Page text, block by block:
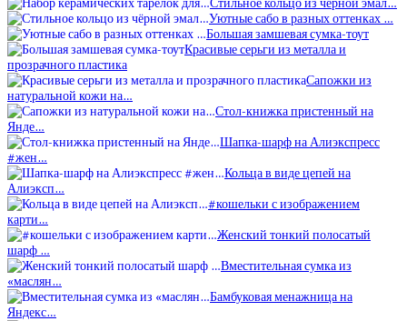
Стильное кольцо из чёрной эмал…
Уютные сабо в разных оттенках …
Большая замшевая сумка-тоут
Красивые серьги из металла и
прозрачного пластика
Сапожки из
натуральной кожи на…
Стол-книжка пристенный на
Янде…
Шапка-шарф на Алиэкспресс
#жен…
Кольца в виде цепей на
Алиэксп…
#кошельки с изображением
карти…
Женский тонкий полосатый
шарф …
Вместительная сумка из
«маслян…
Бамбуковая менажница на
Яндекс…